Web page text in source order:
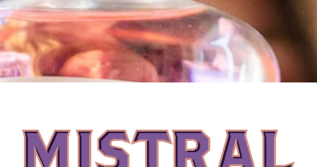
5 cl jus de pamplemousse rose frais
1 tranche de pamplemousse en décoration